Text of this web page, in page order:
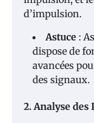
d’impulsion.
Astuce :
dispose de
avancées
des signaux.
2. Analyse des